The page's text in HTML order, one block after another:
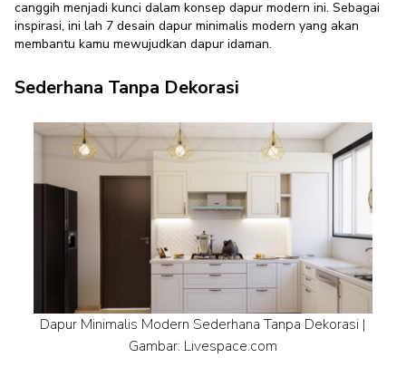
canggih menjadi kunci dalam konsep dapur modern ini. Sebagai
inspirasi, ini lah 7 desain dapur minimalis modern yang akan
membantu kamu mewujudkan dapur idaman.
Sederhana Tanpa Dekorasi
Dapur Minimalis Modern Sederhana Tanpa Dekorasi |
Gambar: Livespace.com